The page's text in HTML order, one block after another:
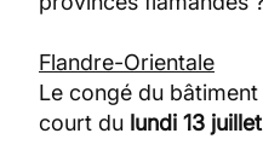
Flandre-Orientale
Le congé du
court du lundi 13